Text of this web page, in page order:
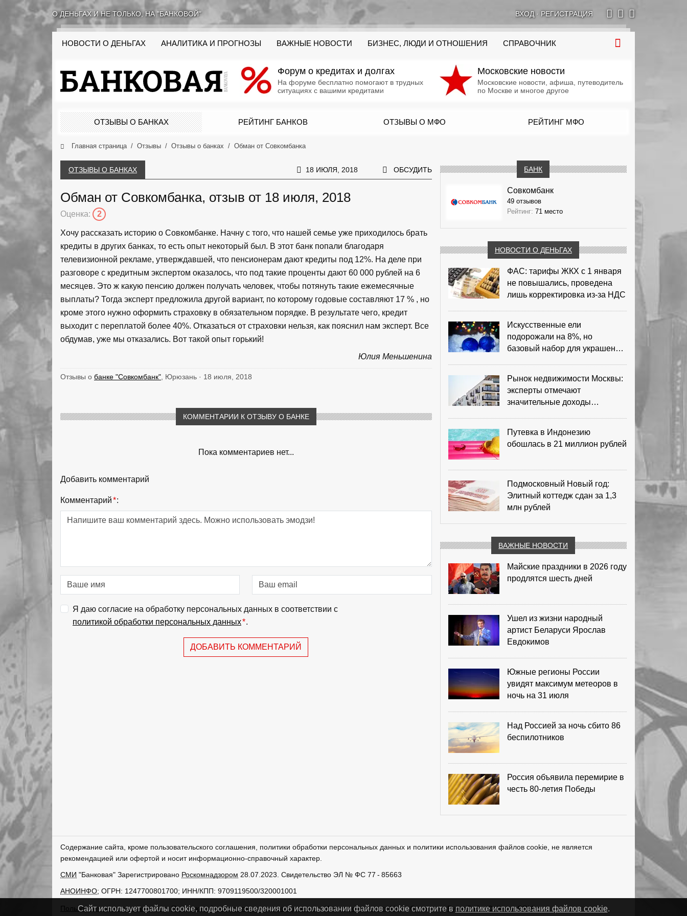
О ДЕНЬГАХ И НЕ ТОЛЬКО, НА "БАНКОВОЙ" ВХОД· РЕГИСТРАЦИЯ
НОВОСТИ О ДЕНЬГАХ АНАЛИТИКА И ПРОГНОЗЫ ВАЖНЫЕ НОВОСТИ БИЗНЕС, ЛЮДИ И ОТНОШЕНИЯ СПРАВОЧНИК
Форум о кредитах и долгах
На форуме бесплатно помогают в трудных
ситуациях с вашими кредитами
Московские новости
Московские новости, афиша, путеводитель
по Москве и многое другое
ОТЗЫВЫ О БАНКАХ РЕЙТИНГ БАНКОВ ОТЗЫВЫ О МФО РЕЙТИНГ МФО
Главная страница Отзывы Отзывы о банках Обман от Совкомбанка
ОТЗЫВЫ О БАНКАХ 18 ИЮЛЯ, 2018 ОБСУДИТЬ
Обман от Совкомбанка, отзыв от 18 июля, 2018
Оценка: 2
Хочу рассказать историю о Совкомбанке. Начну с того, что нашей семье уже приходилось брать
кредиты в других банках, то есть опыт некоторый был. В этот банк попали благодаря
телевизионной рекламе, утверждавшей, что пенсионерам дают кредиты под 12%. На деле при
разговоре с кредитным экспертом оказалось, что под такие проценты дают 60 000 рублей на 6
месяцев. Это ж какую пенсию должен получать человек, чтобы потянуть такие ежемесячные
выплаты? Тогда эксперт предложила другой вариант, по которому годовые составляют 17 % , но
кроме этого нужно оформить страховку в обязательном порядке. В результате чего, кредит
выходит с переплатой более 40%. Отказаться от страховки нельзя, как пояснил нам эксперт. Все
обдумав, уже мы отказались. Вот такой опыт горький!
Юлия Меньшенина
Отзывы о банке "Совкомбанк" , Юрюзань · 18 июля, 2018
КОММЕНТАРИИ К ОТЗЫВУ О БАНКЕ
Пока комментариев нет...
Добавить комментарий
Комментарий*:
Я даю согласие на обработку персональных данных в соответствии с
политикой обработки персональных данных*.
ДОБАВИТЬ КОММЕНТАРИЙ
БАНК
Совкомбанк
49 отзывов
Рейтинг: 71 место
НОВОСТИ О ДЕНЬГАХ
ФАС: тарифы ЖКХ с 1 января
не повышались, проведена
лишь корректировка из‑за НДС
Искусственные ели
подорожали на 8%, но
базовый набор для украшения
Рынок недвижимости Москвы:
эксперты отмечают
значительные доходы
Путевка в Индонезию
обошлась в 21 миллион рублей
Подмосковный Новый год:
Элитный коттедж сдан за 1,3
млн рублей
ВАЖНЫЕ НОВОСТИ
Майские праздники в 2026 году
продлятся шесть дней
Ушел из жизни народный
артист Беларуси Ярослав
Евдокимов
Южные регионы России
увидят максимум метеоров в
ночь на 31 июля
Над Россией за ночь сбито 86
беспилотников
Россия объявила перемирие в
честь 80-летия Победы
Содержание сайта, кроме пользовательского соглашения, политики обработки персональных данных и политики использования файлов cookie, не является
рекомендацией или офертой и носит информационно-справочный характер.
СМИ "Банковая" Зарегистрировано Роскомнадзором 28.07.2023. Свидетельство ЭЛ № ФС 77 - 85663
АНОИНФО; ОГРН: 1247700801700; ИНН/КПП: 9709119500/320001001
Пользовательское соглашение Политика обработки персональных данных Использование cookies Сделано вРунетЛаб – Сайты и CRM
Сайт использует файлы cookie, подробные сведения об использовании файлов cookie смотрите вполитике использования файлов cookie.